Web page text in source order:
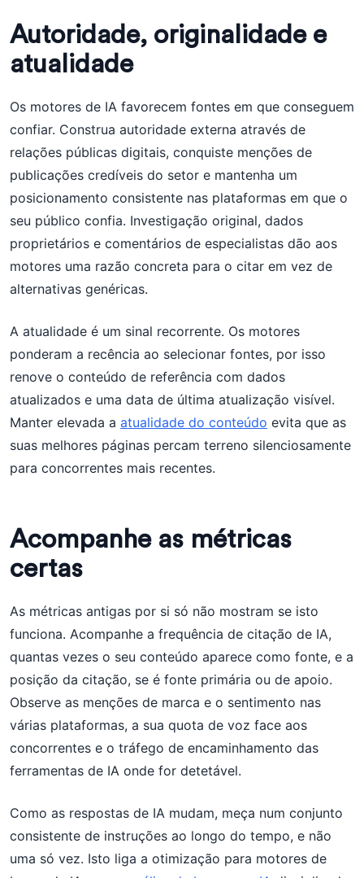
Autoridade, originalidade e
atualidade
Os motores de IA favorecem fontes em que conseguem
confiar. Construa autoridade externa através de
relações públicas digitais, conquiste menções de
publicações credíveis do setor e mantenha um
posicionamento consistente nas plataformas em que o
seu público confia. Investigação original, dados
proprietários e comentários de especialistas dão aos
motores uma razão concreta para o citar em vez de
alternativas genéricas.
A atualidade é um sinal recorrente. Os motores
ponderam a recência ao selecionar fontes, por isso
renove o conteúdo de referência com dados
atualizados e uma data de última atualização visível.
Manter elevada a atualidade do conteúdo evita que as
suas melhores páginas percam terreno silenciosamente
para concorrentes mais recentes.
Acompanhe as métricas
certas
As métricas antigas por si só não mostram se isto
funciona. Acompanhe a frequência de citação de IA,
quantas vezes o seu conteúdo aparece como fonte, e a
posição da citação, se é fonte primária ou de apoio.
Observe as menções de marca e o sentimento nas
várias plataformas, a sua quota de voz face aos
concorrentes e o tráfego de encaminhamento das
ferramentas de IA onde for detetável.
Como as respostas de IA mudam, meça num conjunto
consistente de instruções ao longo do tempo, e não
uma só vez. Isto liga a otimização para motores de